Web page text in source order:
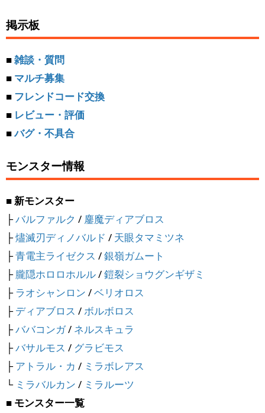
掲示板
■雑談・質問
■ マルチ募集
■ フレンドコード交換
■ レビュー・評価
■バグ・不具合
モンスター情報
■ 新モンスター
├バルファルク / 鏖魔ディアブロス
├燼滅刃ディノバルド / 天眼タマミツネ
├青電主ライゼクス /銀嶺ガムート
├朧隠ホロロホルル/鎧裂ショウグンギザミ
├ラオシャンロン /ベリオロス
├ディアブロス /ボルボロス
├ババコンガ/ ネルスキュラ
├バサルモス / グラビモス
├アトラル・カ / ミラボレアス
└ ミラバルカン / ミラルーツ
■ モンスター一覧